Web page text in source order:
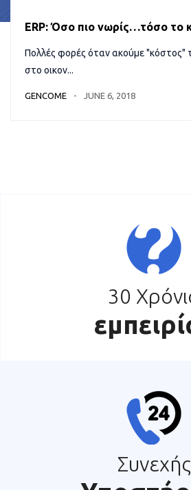
ERP: Όσο πιο νωρίς…τόσο το
Πολλές φορές όταν ακούμε "κόστος"
στο οικον...
GENCOME JUNE 6, 2018
30
Συνεχής